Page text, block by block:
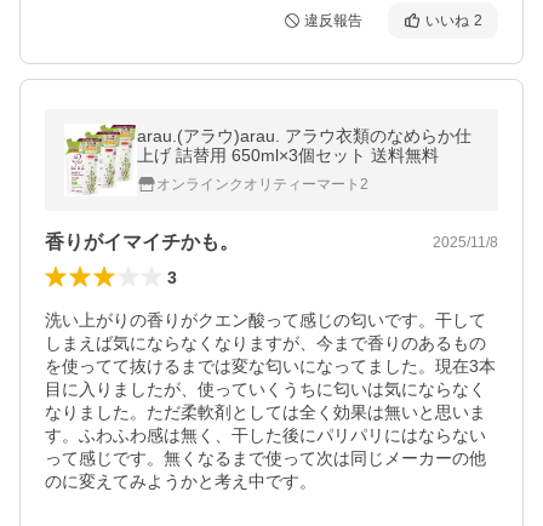
違反報告 いいね 2
arau.(アラウ)arau. アラウ衣類のなめらか仕
上げ 詰替用 650ml×3個セット 送料無料
オンラインクオリティーマート2
香りがイマイチかも。 2025/11/8
3
洗い上がりの香りがクエン酸って感じの匂いです。干して
しまえば気にならなくなりますが、今まで香りのあるもの
を使ってて抜けるまでは変な匂いになってました。現在3本
目に入りましたが、使っていくうちに匂いは気にならなく
なりました。ただ柔軟剤としては全く効果は無いと思いま
す。ふわふわ感は無く、干した後にパリパリにはならない
って感じです。無くなるまで使って次は同じメーカーの他
のに変えてみようかと考え中です。